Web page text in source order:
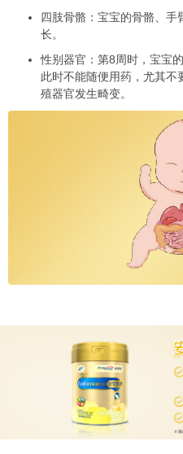
四肢骨骼：宝宝的骨骼、手
长。
性别器官：第8周时，宝宝
此时不能随便用药，尤其不
殖器官发生畸变。